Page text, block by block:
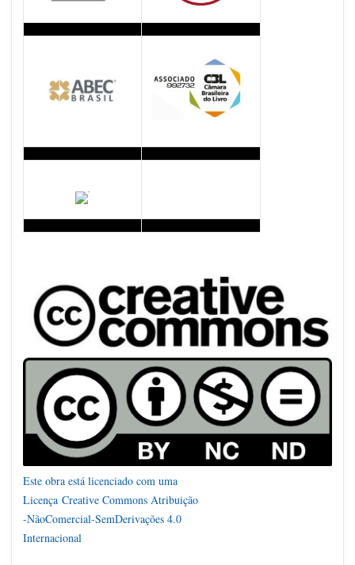
Este obra está licenciado com uma
Licença Creative Commons Atribuição
-NãoComercial-SemDerivações 4.0
Internacional